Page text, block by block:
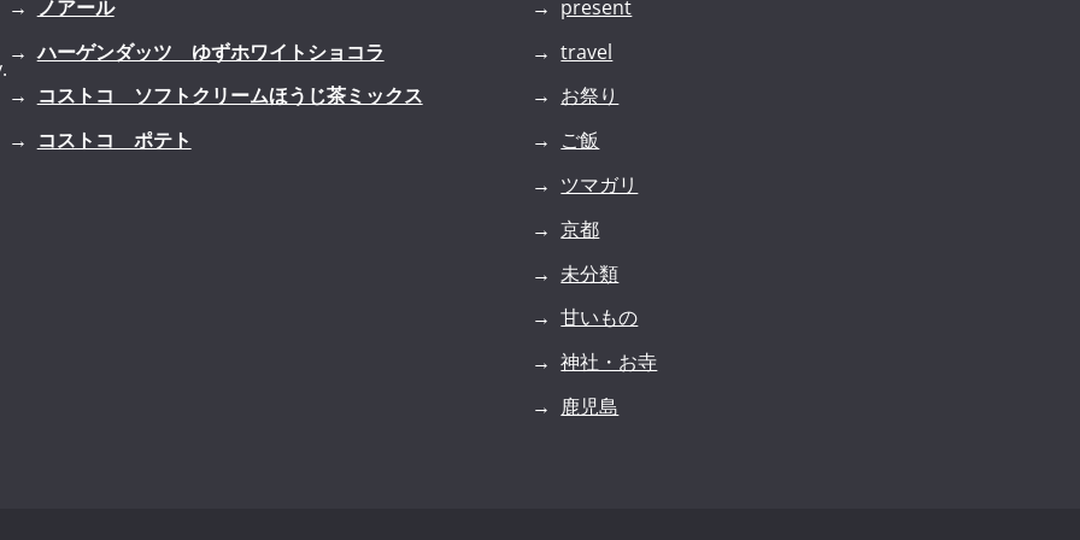
ノアール
ハーゲンダッツ ゆずホワイトショコラ
コストコ ソフトクリームほうじ茶ミックス
コストコ ポテト
present
travel
お祭り
ご飯
ツマガリ
京都
未分類
甘いもの
神社・お寺
鹿児島